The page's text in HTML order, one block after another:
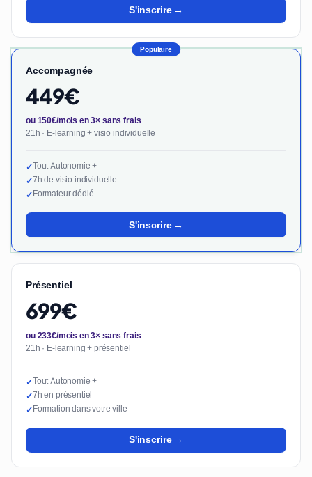
S'inscrire →
Populaire
Accompagnée
449€
ou 150€/mois en 3× sans frais
21h · E-learning + visio individuelle
✓Tout Autonomie +
✓7h de visio individuelle
✓Formateur dédié
S'inscrire →
Présentiel
699€
ou 233€/mois en 3× sans frais
21h · E-learning + présentiel
✓Tout Autonomie +
✓7h en présentiel
✓Formation dans votre ville
S'inscrire →